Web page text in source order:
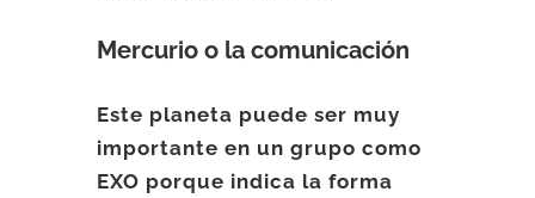
Mercurio o la comunicación
Este planeta puede ser muy
importante en un grupo como
EXO porque indica la forma